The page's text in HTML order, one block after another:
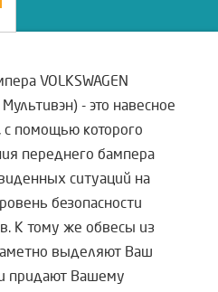
VOLKSWAGEN
- это навесное
с помощью которого
переднего бампера
ситуаций на
безопасности
К тому же обвесы из
выделяют Ваш
придают Вашему